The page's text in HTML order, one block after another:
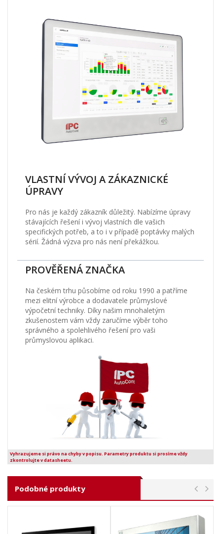
VLASTNÍ VÝVOJ A ZÁKAZNICKÉ
ÚPRAVY
Pro nás je každý zákazník důležitý. Nabízíme úpravy
stávajících řešení i vývoj vlastních dle vašich
specifických potřeb, a to i v případě poptávky malých
sérií. Žádná výzva pro nás není překážkou.
PROVĚŘENÁ ZNAČKA
Na českém trhu působíme od roku 1990 a patříme
mezi elitní výrobce a dodavatele průmyslové
výpočetní techniky. Díky našim mnohaletým
zkušenostem vám vždy zaručíme výběr toho
správného a spolehlivého řešení pro vaši
průmyslovou aplikaci.
Vyhrazujeme si právo na chyby v popisu. Parametry produktu si prosíme vždy
zkontrolujte v datasheetu.
Podobné produkty